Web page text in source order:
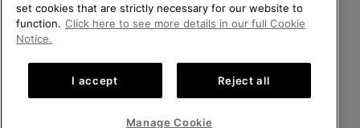
2026SOREL. All rights reserved.
Privacybeleid Gebruiksvoorwaarden Verkoopvoorwaarden
Online shoppen beschikbaar
Netherlands-English
Online
set cookies that are strictly necessary for our website to
function. Click here to see more details in our full Cookie
Notice.
I accept Reject all
Manage Cookie